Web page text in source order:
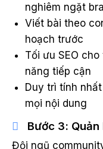
nghiêm ngặt
Viết bài theo
hoạch trước
Tối ưu SEO
năng tiếp cận
Duy trì tính
mọi nội dung
Bước 3:
Đội ngũ